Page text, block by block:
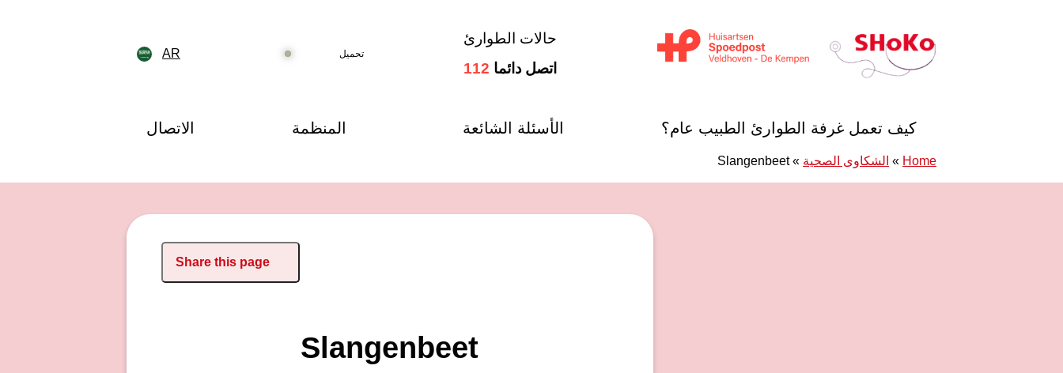
حالات الطوارئ
اتصل دائما 112
تحميل AR
كيف تعمل غرفة الطوارئ الطبيب عام؟ الأسئلة الشائعة المنظمة الاتصال
Home
» الشكاوى الصحية »
Slangenbeet
Share this page
Slangenbeet